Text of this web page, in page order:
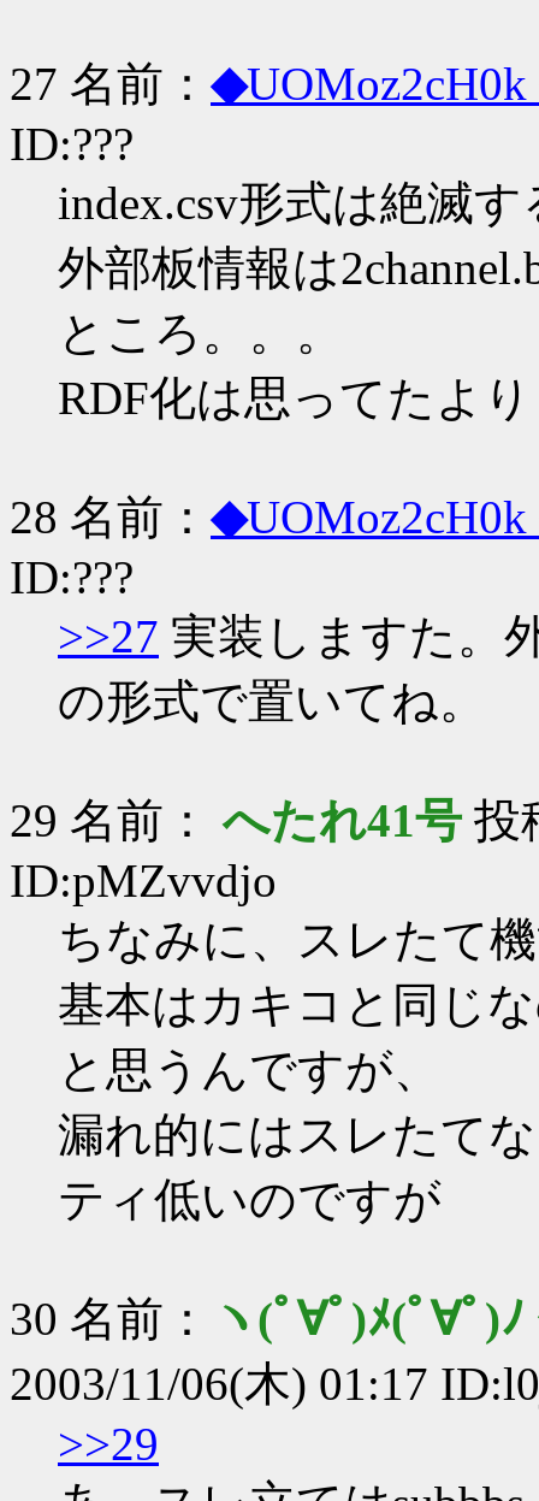
27 名前： ◆UOMoz2cH0k
ID:???
index.csv形式は絶滅
外部板情報は
ところ。。。
RDF化は思ってたよ
28 名前： ◆UOMoz2cH0k
ID:???
>>27 実装しますた。
の形式で置いてね。
29 名前： へたれ41号 投
ID:pMZvvdjo
ちなみに、スレたて
基本はカキコと同じ
と思うんですが、
漏れ的にはスレたて
ティ低いのですが
30 名前：
ヽ(ﾟ∀ﾟ)ﾒ(ﾟ∀ﾟ)
2003/11/06(木) 01:17
>>29